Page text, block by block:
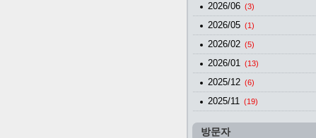
2026/06 (3)
2026/05 (1)
2026/02 (5)
2026/01 (13)
2025/12 (6)
2025/11 (19)
방문자